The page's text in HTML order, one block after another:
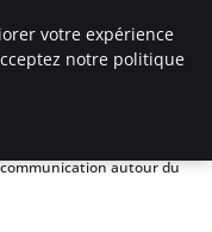
autour du
votre expérience
notre politique